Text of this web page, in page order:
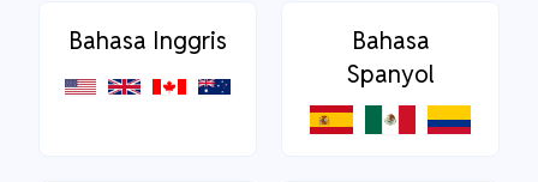
Bahasa Inggris
Bahasa
Spanyol